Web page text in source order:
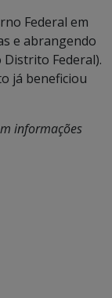
Federal em
e abrangendo
Federal).
já beneficiou
informações